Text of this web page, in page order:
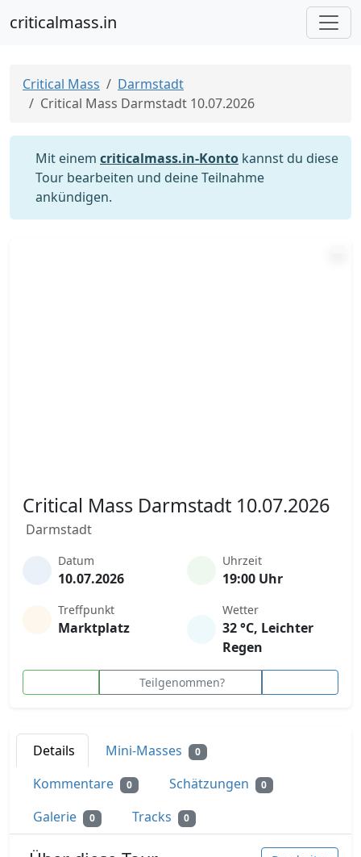
criticalmass.in
Critical Mass
Darmstadt
Critical Mass Darmstadt 10.07.2026
Mit einem criticalmass.in-Konto kannst du diese
Tour bearbeiten und deine Teilnahme
ankündigen.
Critical Mass Darmstadt 10.07.2026
Darmstadt
Datum
10.07.2026
Uhrzeit
19:00 Uhr
Treffpunkt
Marktplatz
Wetter
32 °C, Leichter
Regen
Teilgenommen?
Details Mini-Masses 0
Kommentare 0 Schätzungen 0
Galerie 0 Tracks 0